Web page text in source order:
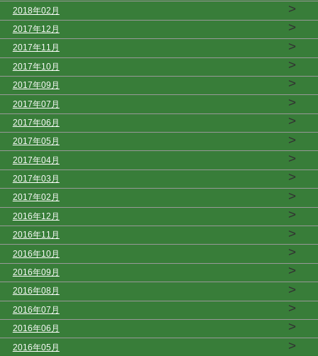
2018年02月 >
2017年12月 >
2017年11月 >
2017年10月 >
2017年09月 >
2017年07月 >
2017年06月 >
2017年05月 >
2017年04月 >
2017年03月 >
2017年02月 >
2016年12月 >
2016年11月 >
2016年10月 >
2016年09月 >
2016年08月 >
2016年07月 >
2016年06月 >
2016年05月 >